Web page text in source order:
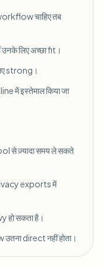
चाहिए तब
लिए अच्छा fit।
strong।
में इस्तेमाल किया जा
ज़्यादा समय ले सकते
exports में
हो सकता है।
direct नहीं होता।